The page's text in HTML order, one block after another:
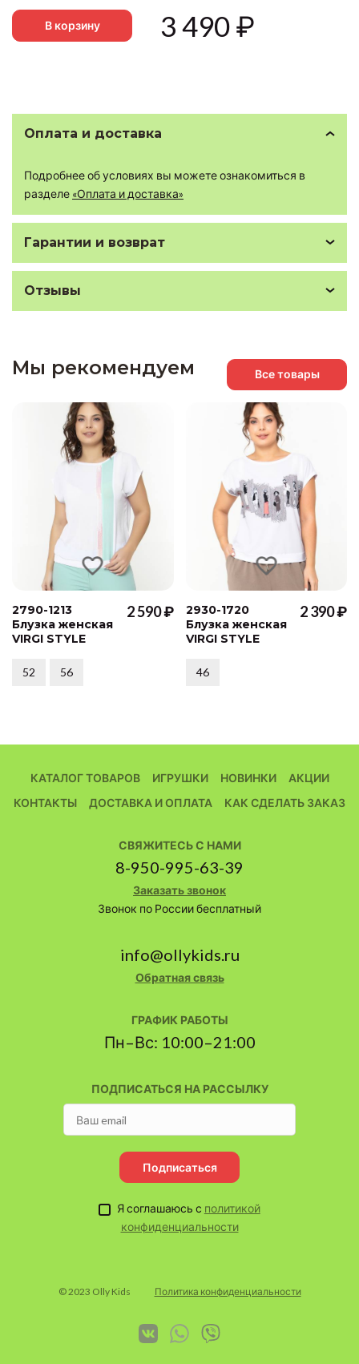
В корзину 3 490₽
Оплата и доставка
Подробнее об условиях вы можете ознакомиться в
разделе «Оплата и доставка»
Гарантии и возврат
Отзывы
Мы рекомендуем Все товары
2790-1213
Блузка женская
VIRGI STYLE
2 590 ₽
52 56
2930-1720
Блузка женская
VIRGI STYLE
2 390 ₽
46
КАТАЛОГ ТОВАРОВ ИГРУШКИ НОВИНКИ
АКЦИИ
КОНТАКТЫ
ДОСТАВКА И ОПЛАТА КАК СДЕЛАТЬ ЗАКАЗ
ПОДПИСАТЬСЯ НА РАССЫЛКУ
Подписаться
Я соглашаюсь с политикой
конфиденциальности
СВЯЖИТЕСЬ С НАМИ
8-950-995-63-39
Заказать звонок
Звонок по России бесплатный
info@ollykids.ru
Обратная связь
ГРАФИК РАБОТЫ
Пн–Вс: 10:00–21:00
© 2023 Olly Kids Политика конфиденциальности